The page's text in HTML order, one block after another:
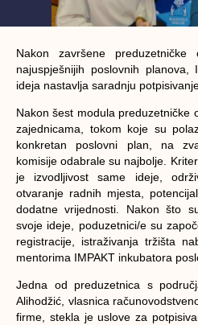
Nakon završene
najuspješnijih poslovnih planova,
ideja nastavlja saradnju
Nakon šest modula preduzetničke
zajednicama, tokom koje su
konkretan poslovni plan, na
komisije odabrale su najbolje.
je izvodljivost same ideje,
otvaranje radnih mjesta,
dodatne vrijednosti. Nakon što
svoje ideje, poduzetnici/e su
registracije, istraživanja tržišta
mentorima IMPAKT inkubatora
Jedna od preduzetnica s
Alihodžić, vlasnica
firme, stekla je uslove za